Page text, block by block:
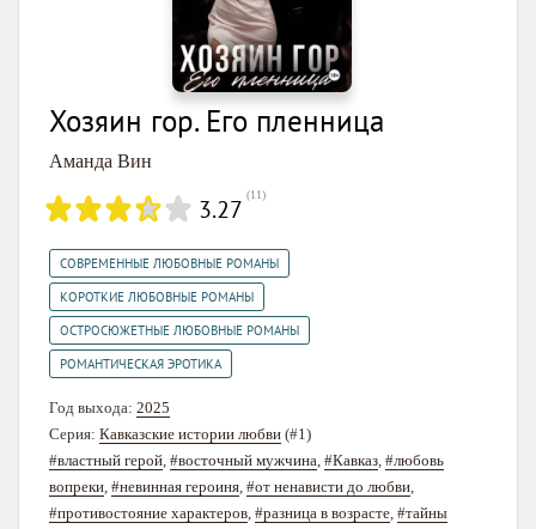
Хозяин гор. Его пленница
Аманда Вин
3.27 (11)
СОВРЕМЕННЫЕ ЛЮБОВНЫЕ РОМАНЫ
КОРОТКИЕ ЛЮБОВНЫЕ РОМАНЫ
ОСТРОСЮЖЕТНЫЕ ЛЮБОВНЫЕ РОМАНЫ
РОМАНТИЧЕСКАЯ ЭРОТИКА
Год выхода: 2025
Серия: Кавказские истории любви (#1)
#властный герой, #восточный мужчина, #Кавказ, #любовь
вопреки, #невинная героиня, #от ненависти до любви,
#противостояние характеров, #разница в возрасте, #тайны